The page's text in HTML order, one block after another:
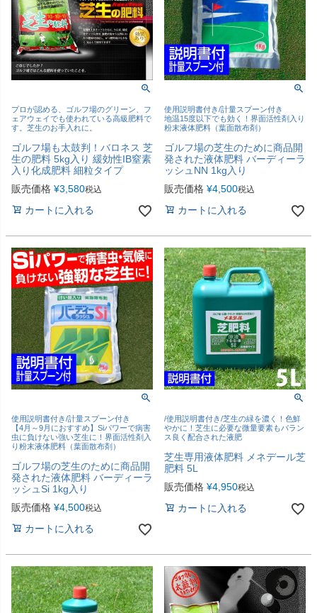
プロが認める、ゴルフ場のグリーン、フ
ェアウェイでも使われている高級肥料で
す。芝生のお手入れに。
ゴルフ場も太鼓判！バロネス 芝
生の肥料 5kg入り 緩効性IB窒素
入り化成肥料 細粒タイプ
販売価格 ¥3,580税込
カートに入れる
使用説明書付き/計量スプーン付き
地温15度以下でも効く！界面活性剤入り
粉末液体肥料（葉面散布剤）
ゴルフ場の芝生のために商品開
発された液体肥料 バーディーラ
ッシュNN 1kg入り
販売価格 ¥4,500税込
カートに入れる
使用説明書付き/計量スプーン付き
【4月～9月におすすめ】Siパワーで病害
虫に負けない強い芝生に！界面活性剤入
り粉末液体肥料（葉面散布剤）
ゴルフ場の芝生のために商品開
発された液体肥料 バーディーラ
ッシュSi 1kg入り
販売価格 ¥4,500税込
カートに入れる
/使用説明書付き/芝生の緑を濃く！色鮮
やかに！芝生に必要な微量要素もバラン
ス良く配合された液肥
芝生専用液体肥料 メネデール芝
肥料 5L
販売価格 ¥4,950税込
カートに入れる